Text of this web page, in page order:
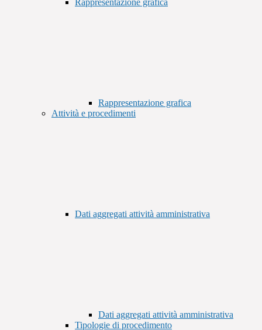
Rappresentazione grafica
Rappresentazione grafica
Attività e procedimenti
Dati aggregati attività amministrativa
Dati aggregati attività amministrativa
Tipologie di procedimento